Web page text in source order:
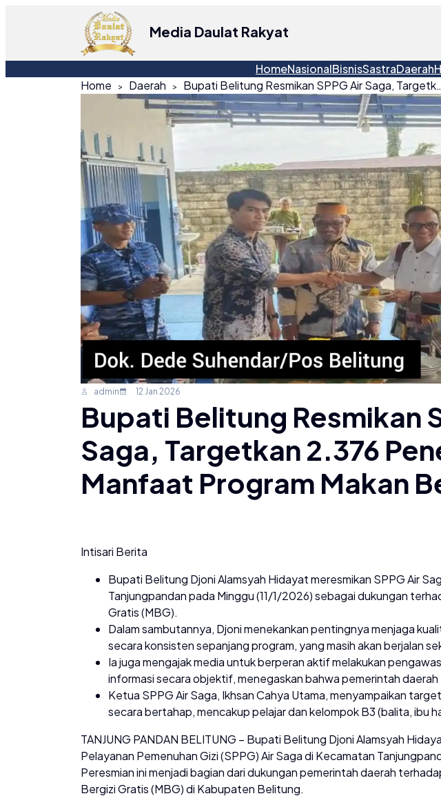
Media Daulat Rakyat
HomeNasionalBisnisSastraDaerah
Home
Daerah Bupati Belitung Resmikan SPPG Air Saga,
admin 12 Jan 2026
Bupati Belitung Resmikan
Saga, Targetkan 2.376
Manfaat Program Makan
Intisari Berita
Bupati Belitung Djoni Alamsyah Hidayat meresmikan SPPG Air
Tanjungpandan pada Minggu (11/1/2026) sebagai dukungan
Gratis (MBG).
Dalam sambutannya, Djoni menekankan pentingnya menjaga
secara konsisten sepanjang program, yang masih akan berjalan
Ia juga mengajak media untuk berperan aktif melakukan
informasi secara objektif, menegaskan bahwa pemerintah
Ketua SPPG Air Saga, Ikhsan Cahya Utama, menyampaikan
secara bertahap, mencakup pelajar dan kelompok B3 (balita, ibu
TANJUNG PANDAN BELITUNG – Bupati Belitung Djoni Alamsyah
Pelayanan Pemenuhan Gizi (SPPG) Air Saga di Kecamatan
Peresmian ini menjadi bagian dari dukungan pemerintah daerah
Bergizi Gratis (MBG) di Kabupaten Belitung.